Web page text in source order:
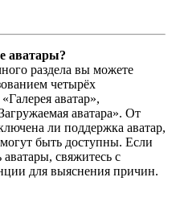
аватары?
раздела вы можете
четырёх
аватар»,
аватара». От
ли поддержка аватар,
быть доступны. Если
свяжитесь с
для выяснения причин.